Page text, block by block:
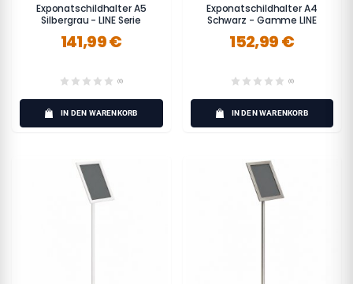
Exponatschildhalter A5
Silbergrau - LINE Serie
141,99 €
(0)
IN DEN WARENKORB
Exponatschildhalter A4
Schwarz - Gamme LINE
152,99 €
(0)
IN DEN WARENKORB